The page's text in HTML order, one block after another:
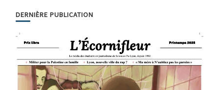
DERNIÈRE PUBLICATION